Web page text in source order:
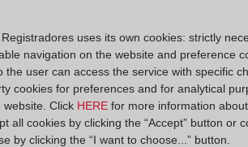
uses its own cookies: strictly
navigation on the website and preference
the user can access the service with specific
cookies for preferences and for analytical
website. Click HERE for more information
all cookies by clicking the “Accept” button or
by clicking the “I want to choose...” button.